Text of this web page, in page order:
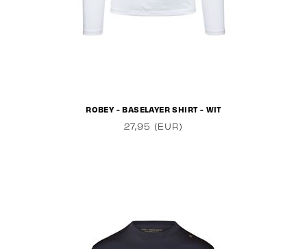
ROBEY - BASELAYER SHIRT - WIT
27,95 (EUR)